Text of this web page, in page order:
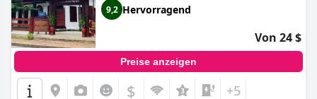
9,2 Hervorragend
Von 24 $
Preise anzeigen
$ +5